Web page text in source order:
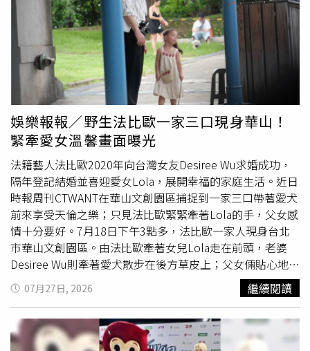
沒有你不行。」主持人向他說明後，才知道原來是撩人語
錄，Fourth立即加碼甜度再說一次，讓Gemini有點難以招
架，自豪表示：「我的中文可是很厲害的。」四度訪台舉辦
見面會的GeminiFourth，先前透露這次是一家三口演出行
程，LOOK KHUNNOO一登場立刻超越兩位父親大人成為全
場焦點，小小年紀的他，在台上不改調皮本色幫粉絲謀福
利，向父親大人討親親、討抱抱，現場撒糖。更有備而來的
準備才藝表演，和父親大人們翻跳時下最流行的抖胸舞，演
出前不忘請工作人員幫忙拿一下麥克風，架勢十足。首次來
到台北的LOOK KHUNNOO，在見面會尾聲也感性向粉絲們
告白：「謝謝大家這麼愛著兩位父親大人，真的很愛各位爺
爺奶奶（指粉絲）。」為了紀念一家三口難得同框演出的畫
面，主辦單位特別安排在鏡頭上簽名留念的橋段，可愛的
LOOK KHUNNOO接過主持人手上的簽名筆，害羞說：「我
還太小了不會寫字！」把筆轉交父親大人，呆萌的模樣再度
萌翻全場。
娛樂報報／野生法比歐一家三口現身華山！
緊牽愛女溫馨畫面曝光
法籍藝人法比歐2020年向台灣女友Desiree Wu求婚成功，
隔年登記結婚並喜迎愛女Lola，展開幸福的家庭生活。近日
時報周刊CTWANT在華山文創園區捕捉到一家三口帶著愛犬
前來享受天倫之樂；只見法比歐緊緊牽著Lola的手，父女感
情十分要好。7月18日下午3點多，法比歐一家人現身台北
市華山文創園區。由法比歐牽著女兒Lola走在前頭，老婆
Desiree Wu則牽著愛犬散步在後方草皮上；父女倆貼心地稍
稍停下腳步等候，Desiree Wu見狀便連忙抱起小狗快步跟
上，畫面溫馨無比。Lola穿著可愛草莓裙，圓滾滾的大眼睛
十分萌翻眾人。（圖／本刊攝影組）即使升格人父母，法比
歐夫妻檔同框依然是型男辣妹。（圖／本刊攝影組）當天身
穿紅色草莓圖樣小洋裝的Lola，遺傳了父母的優良基因，一
07月27日, 2026 繼續閱讀